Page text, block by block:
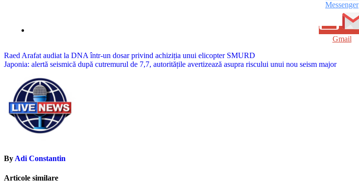
Messenger
Gmail
Navigare
în
articole
Raed Arafat audiat la DNA într-un dosar privind achiziția unui elicopter SMURD
Japonia: alertă seismică după cutremurul de 7,7, autoritățile avertizează asupra riscului unui nou seism major
By Adi Constantin
Articole similare